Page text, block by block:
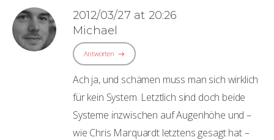
2012/03/27 at 20:26
Michael
Antworten
Ach ja, und schämen muss man sich wirklich
für kein System. Letztlich sind doch beide
Systeme inzwischen auf Augenhöhe und –
wie Chris Marquardt letztens gesagt hat –